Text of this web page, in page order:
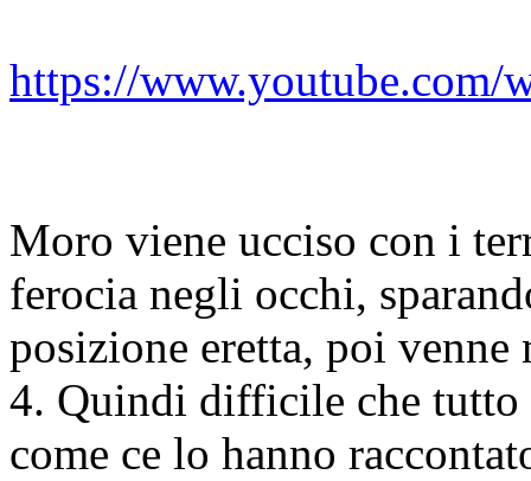
https://
Moro viene ucciso con i
ferocia negli occhi,
posizione eretta, poi venne
4. Quindi difficile che tutto
come ce lo hanno